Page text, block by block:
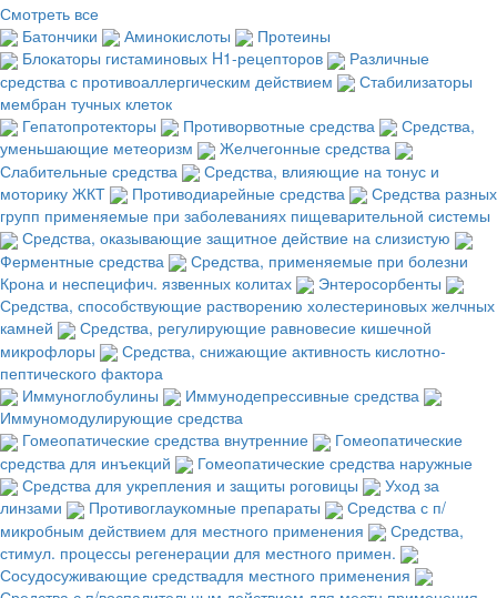
Смотреть все
Батончики
Аминокислоты
Протеины
Блокаторы гистаминовых H1-рецепторов
Различные
средства с противоаллергическим действием
Стабилизаторы
мембран тучных клеток
Гепатопротекторы
Противорвотные средства
Средства,
уменьшающие метеоризм
Желчегонные средства
Слабительные средства
Средства, влияющие на тонус и
моторику ЖКТ
Противодиарейные средства
Средства разных
групп применяемые при заболеваниях пищеварительной системы
Средства, оказывающие защитное действие на слизистую
Ферментные средства
Средства, применяемые при болезни
Крона и неспецифич. язвенных колитах
Энтеросорбенты
Средства, способствующие растворению холестериновых желчных
камней
Средства, регулирующие равновесие кишечной
микрофлоры
Средства, снижающие активность кислотно-
пептического фактора
Иммуноглобулины
Иммунодепрессивные средства
Иммуномодулирующие средства
Гомеопатические средства внутренние
Гомеопатические
средства для инъекций
Гомеопатические средства наружные
Средства для укрепления и защиты роговицы
Уход за
линзами
Противоглаукомные препараты
Средства с п/
микробным действием для местного применения
Средства,
стимул. процессы регенерации для местного примен.
Сосудосуживающие средствадля местного применения